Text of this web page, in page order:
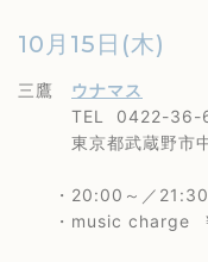
10月15日(木)
三鷹 ウナマス
TEL 0422-36-
東京都武蔵野市中
・20:00～／
・music charge